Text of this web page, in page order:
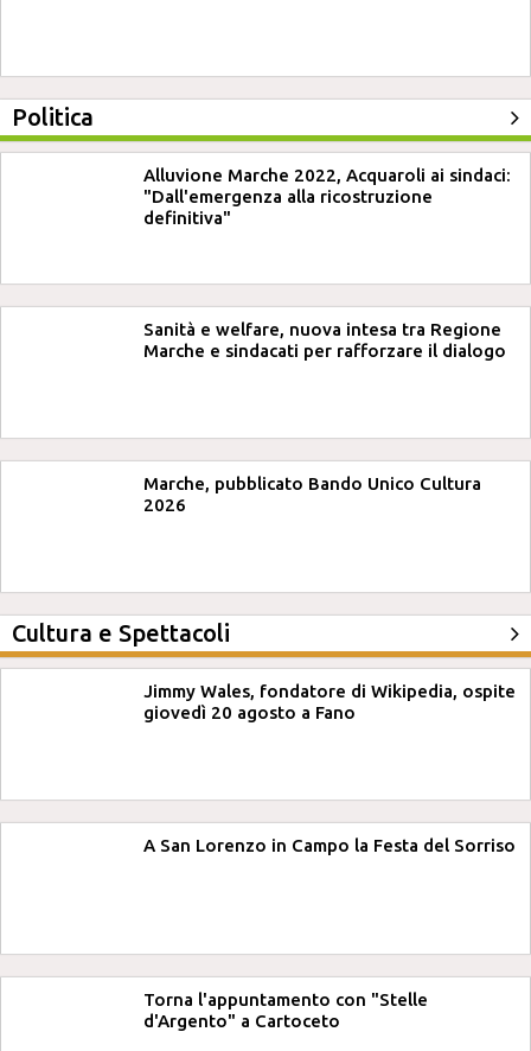
Politica
Alluvione Marche 2022, Acquaroli ai sindaci:
"Dall'emergenza alla ricostruzione
definitiva"
Sanità e welfare, nuova intesa tra Regione
Marche e sindacati per rafforzare il dialogo
Marche, pubblicato Bando Unico Cultura
2026
Cultura e Spettacoli
Jimmy Wales, fondatore di Wikipedia, ospite
giovedì 20 agosto a Fano
A San Lorenzo in Campo la Festa del Sorriso
Torna l'appuntamento con "Stelle
d'Argento" a Cartoceto